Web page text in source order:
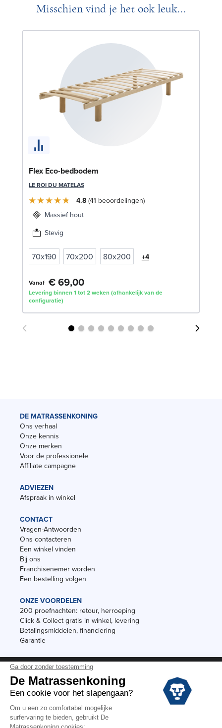
Misschien vind je het ook leuk...
Flex Eco-bedbodem
LE ROI DU MATELAS
4.8 41 beoordelingen
Massief hout
Stevig
70x190 70x200 80x200 +4
Vanaf € 69,00
Levering binnen 1 tot 2 weken (afhankelijk van de
configuratie)
DE MATRASSENKONING
Ons verhaal
Onze kennis
Onze merken
Voor de professionele
Affiliate campagne
ADVIEZEN
Afspraak in winkel
CONTACT
Vragen-Antwoorden
Ons contacteren
Een winkel vinden
Bij ons
Franchisenemer worden
Een bestelling volgen
ONZE VOORDELEN
200 proefnachten: retour, herroeping
Click & Collect gratis in winkel, levering
Betalingsmiddelen, financiering
Garantie
Vermeldingen
Black Friday
Voorraadverkoop